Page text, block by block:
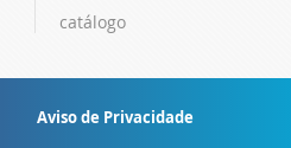
catálogo
Aviso de Privacidade